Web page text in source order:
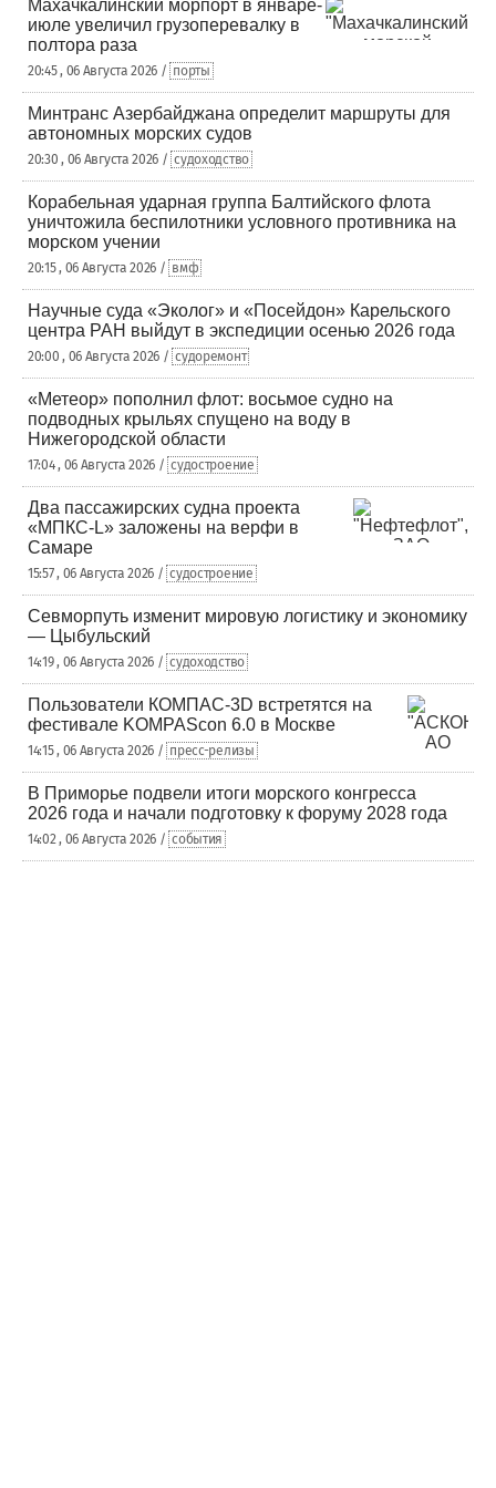
Махачкалинский морпорт в январе-
июле увеличил грузоперевалку в
полтора раза
20:45 , 06 Августа 2026 / порты
Минтранс Азербайджана определит маршруты для
автономных морских судов
20:30 , 06 Августа 2026 / судоходство
Корабельная ударная группа Балтийского флота
уничтожила беспилотники условного противника на
морском учении
20:15 , 06 Августа 2026 / вмф
Научные суда «Эколог» и «Посейдон» Карельского
центра РАН выйдут в экспедиции осенью 2026 года
20:00 , 06 Августа 2026 / судоремонт
«Метеор» пополнил флот: восьмое судно на
подводных крыльях спущено на воду в
Нижегородской области
17:04 , 06 Августа 2026 / судостроение
Два пассажирских судна проекта
«МПКС-L» заложены на верфи в
Самаре
15:57 , 06 Августа 2026 / судостроение
Севморпуть изменит мировую логистику и экономику
— Цыбульский
14:19 , 06 Августа 2026 / судоходство
Пользователи КОМПАС-3D встретятся на
фестивале KOMPAScon 6.0 в Москве
14:15 , 06 Августа 2026 / пресс-релизы
В Приморье подвели итоги морского конгресса
2026 года и начали подготовку к форуму 2028 года
14:02 , 06 Августа 2026 / события